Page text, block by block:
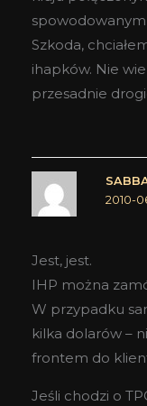
spowodowanym
Szkoda,
ihapków. Nie
przesadnie
2010-
Jest, jest.
IHP można
W przypadku
kilka dolarów –
frontem do
Jeśli chodzi o